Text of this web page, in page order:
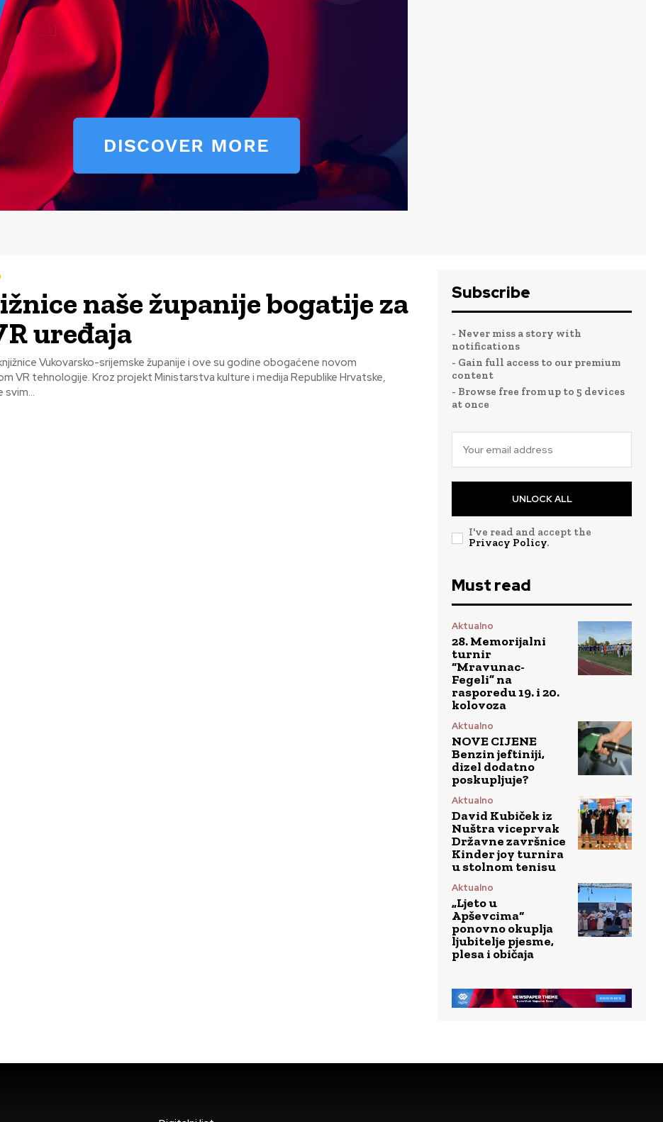
naše županije bogatije za
uređaja
Vukovarsko-srijemske županije i ove su godine obogaćene novom
VR tehnologije. Kroz projekt Ministarstva kulture i medija Republike Hrvatske,
svim...
Subscribe
- Never miss a story with
notifications
- Gain full access to our premium
content
- Browse free from up to 5 devices
at once
UNLOCK ALL
I've read and accept the
Privacy Policy.
Must read
Aktualno
28. Memorijalni
turnir
“Mravunac-
Fegeli” na
rasporedu 19. i 20.
kolovoza
Aktualno
NOVE CIJENE
Benzin jeftiniji,
dizel dodatno
poskupljuje?
Aktualno
David Kubiček iz
Nuštra viceprvak
Državne završnice
Kinder joy turnira
u stolnom tenisu
Aktualno
„Ljeto u
Apševcima“
ponovno okuplja
ljubitelje pjesme,
plesa i običaja